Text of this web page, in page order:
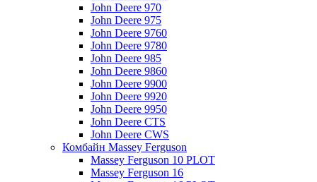
John Deere 970
John Deere 975
John Deere 9760
John Deere 9780
John Deere 985
John Deere 9860
John Deere 9900
John Deere 9920
John Deere 9950
John Deere CTS
John Deere CWS
Комбайн Massey Ferguson
Massey Ferguson 10 PLOT
Massey Ferguson 16